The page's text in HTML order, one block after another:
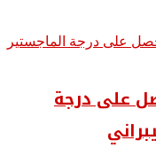
على درجة